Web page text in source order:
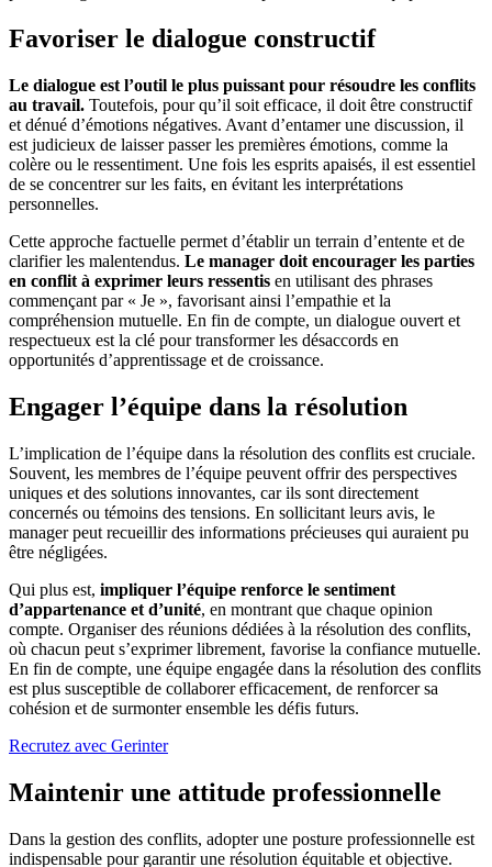
Favoriser le dialogue constructif
Le dialogue est l’outil le plus puissant pour résoudre les conflits
au travail. Toutefois, pour qu’il soit efficace, il doit être constructif
et dénué d’émotions négatives. Avant d’entamer une discussion, il
est judicieux de laisser passer les premières émotions, comme la
colère ou le ressentiment. Une fois les esprits apaisés, il est essentiel
de se concentrer sur les faits, en évitant les interprétations
personnelles.
Cette approche factuelle permet d’établir un terrain d’entente et de
clarifier les malentendus. Le manager doit encourager les parties
en conflit à exprimer leurs ressentis en utilisant des phrases
commençant par « Je », favorisant ainsi l’empathie et la
compréhension mutuelle. En fin de compte, un dialogue ouvert et
respectueux est la clé pour transformer les désaccords en
opportunités d’apprentissage et de croissance.
Engager l’équipe dans la résolution
L’implication de l’équipe dans la résolution des conflits est cruciale.
Souvent, les membres de l’équipe peuvent offrir des perspectives
uniques et des solutions innovantes, car ils sont directement
concernés ou témoins des tensions. En sollicitant leurs avis, le
manager peut recueillir des informations précieuses qui auraient pu
être négligées.
Qui plus est, impliquer l’équipe renforce le sentiment
d’appartenance et d’unité, en montrant que chaque opinion
compte. Organiser des réunions dédiées à la résolution des conflits,
où chacun peut s’exprimer librement, favorise la confiance mutuelle.
En fin de compte, une équipe engagée dans la résolution des conflits
est plus susceptible de collaborer efficacement, de renforcer sa
cohésion et de surmonter ensemble les défis futurs.
Recrutez avec Gerinter
Maintenir une attitude professionnelle
Dans la gestion des conflits, adopter une posture professionnelle est
indispensable pour garantir une résolution équitable et objective.